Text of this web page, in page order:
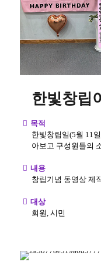
한빛창립
목적
한빛창립일(5월 11
아보고 구성원들의
내용
창립기념 동영상 제
대상
회원, 시민